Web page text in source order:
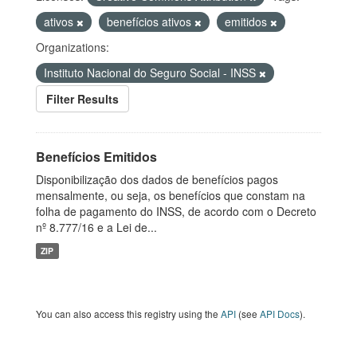
ativos
benefícios ativos
emitidos
Organizations:
Instituto Nacional do Seguro Social - INSS
Filter Results
Benefícios Emitidos
Disponibilização dos dados de benefícios pagos
mensalmente, ou seja, os benefícios que constam na
folha de pagamento do INSS, de acordo com o Decreto
nº 8.777/16 e a Lei de...
ZIP
You can also access this registry using the API (see API Docs).